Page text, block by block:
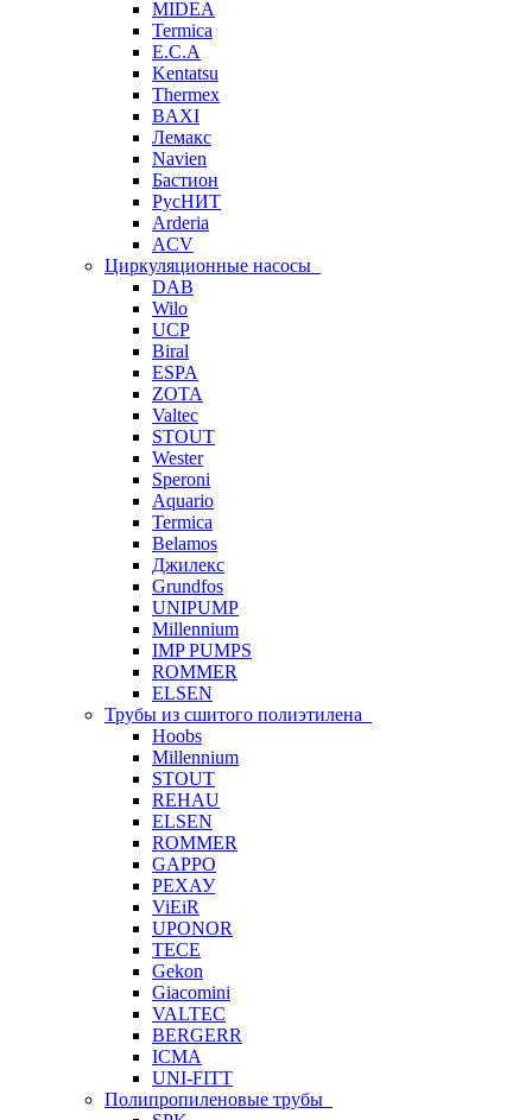
MIDEA
Termica
E.C.A
Kentatsu
Thermex
BAXI
Лемакс
Navien
Бастион
РусНИТ
Arderia
ACV
Циркуляционные насосы
DAB
Wilo
UCP
Biral
ESPA
ZOTA
Valtec
STOUT
Wester
Speroni
Aquario
Termica
Belamos
Джилекс
Grundfos
UNIPUMP
Millennium
IMP PUMPS
ROMMER
ELSEN
Трубы из сшитого полиэтилена
Hoobs
Millennium
STOUT
REHAU
ELSEN
ROMMER
GAPPO
РЕХАУ
ViEiR
UPONOR
TECE
Gekon
Giacomini
VALTEC
BERGERR
ICMA
UNI-FITT
Полипропиленовые трубы